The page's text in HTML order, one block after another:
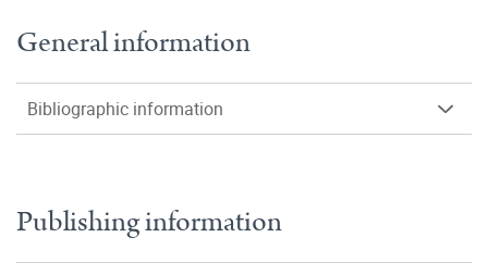
General information
Bibliographic information
Publishing information